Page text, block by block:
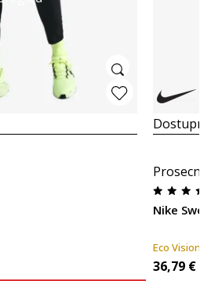
Nike
Eco Vision
36,79 €